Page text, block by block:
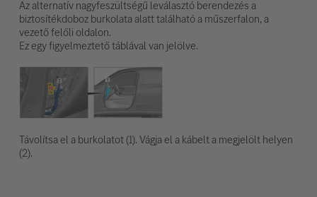
Az alternatív nagyfeszültségű leválasztó berendezés a
biztosítékdoboz burkolata alatt található a műszerfalon, a
vezető felőli oldalon.
Ez egy figyelmeztető táblával van jelölve.
Távolítsa el a burkolatot (1). Vágja el a kábelt a megjelölt helyen
(2).